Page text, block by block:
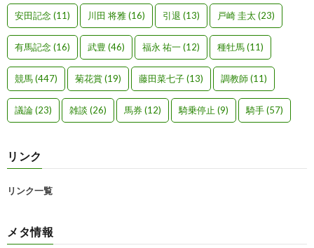
安田記念(11) 川田 将雅(16) 引退 (13) 戸崎 圭太(23)
有馬記念(16) 武豊 (46) 福永 祐一(12) 種牡馬(11)
競馬(447) 菊花賞(19) 藤田菜七子(13) 調教師(11)
議論(23) 雑談 (26) 馬券(12) 騎乗停止 (9) 騎手(57)
リンク
リンク一覧
メタ情報